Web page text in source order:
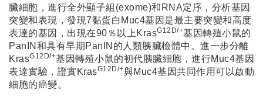
臟細胞，進行全外顯子組(exome)和RNA定序，分析基因
突變和表現，發現7黏蛋白Muc4基因是最主要突變和高度
表達的基因，出現在90％以上KrasG12D/+基因轉殖小鼠的
PanIN和具有早期PanIN的人類胰臟檢體中。進一步分離
KrasG12D/+基因轉殖小鼠的初代胰臟細胞，進行Muc4基因
表達實驗，證實KrasG12D/+與Muc4基因共同作用可以啟動
細胞的癌變。